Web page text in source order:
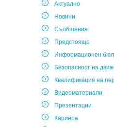
Актуално
Новини
Съобщения
Предстоящо
Информационен
Безопасност на
Квалификация на
Видеоматериали
Презентации
Кариера